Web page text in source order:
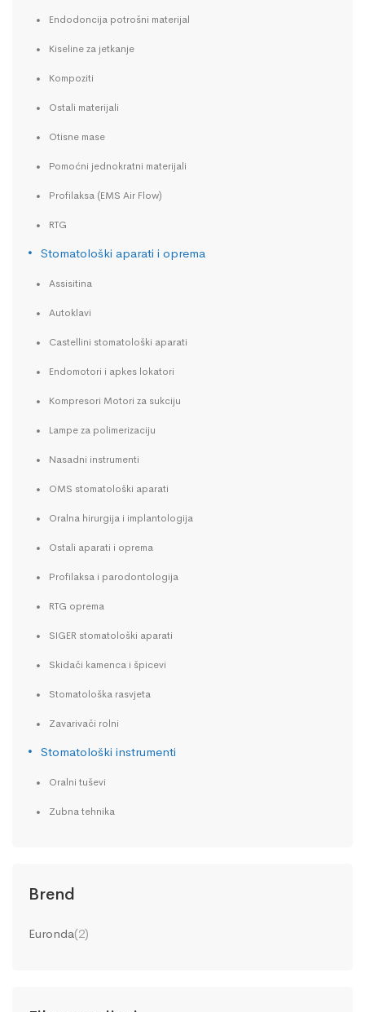
Endodoncija potrošni materijal
Kiseline za jetkanje
Kompoziti
Ostali materijali
Otisne mase
Pomoćni jednokratni materijali
Profilaksa (EMS Air Flow)
RTG
Stomatološki aparati i oprema
Assisitina
Autoklavi
Castellini stomatološki aparati
Endomotori i apkes lokatori
Kompresori Motori za sukciju
Lampe za polimerizaciju
Nasadni instrumenti
OMS stomatološki aparati
Oralna hirurgija i implantologija
Ostali aparati i oprema
Profilaksa i parodontologija
RTG oprema
SIGER stomatološki aparati
Skidači kamenca i špicevi
Stomatološka rasvjeta
Zavarivači rolni
Stomatološki instrumenti
Oralni tuševi
Zubna tehnika
Brend
Euronda(2)